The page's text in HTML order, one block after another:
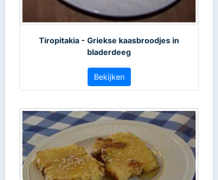
Tiropitakia - Griekse kaasbroodjes in
bladerdeeg
Bekijken